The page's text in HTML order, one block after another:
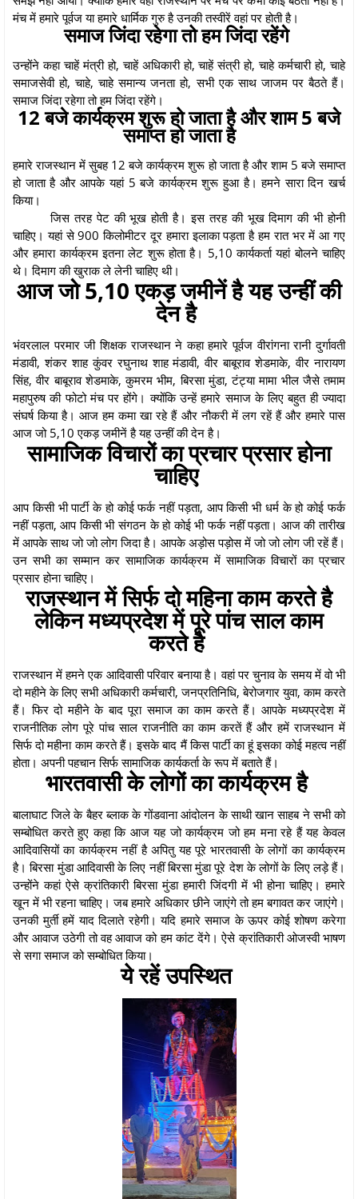
मंच में हमारे पूर्वज या हमारे धार्मिक गुरु है उनकी तस्वीरें वहां पर होती है।
समाज जिंदा रहेगा तो हम जिंदा रहेंगे
उन्होंने कहा चाहें मंत्री हो, चाहें अधिकारी हो, चाहें संत्री हो, चाहे कर्मचारी हो, चाहे
समाजसेवी हो, चाहे, चाहे समान्य जनता हो, सभी एक साथ जाजम पर बैठते हैं।
समाज जिंदा रहेगा तो हम जिंदा रहेंगे।
12 बजे कार्यक्रम शुरू हो जाता है और शाम 5 बजे
समाप्त हो जाता है
हमारे राजस्थान में सुबह 12 बजे कार्यक्रम शुरू हो जाता है और शाम 5 बजे समाप्त
हो जाता है और आपके यहां 5 बजे कार्यक्रम शुरू हुआ है। हमने सारा दिन खर्च
किया।
जिस तरह पेट की भूख होती है। इस तरह की भूख दिमाग की भी होनी
चाहिए। यहां से 900 किलोमीटर दूर हमारा इलाका पड़ता है हम रात भर में आ गए
और हमारा कार्यक्रम इतना लेट शुरू होता है। 5,10 कार्यकर्ता यहां बोलने चाहिए
थे। दिमाग की खुराक ले लेनी चाहिए थी।
आज जो 5,10 एकड़ जमीनें है यह उन्हीं की
देन है
भंवरलाल परमार जी शिक्षक राजस्थान ने कहा हमारे पूर्वज वीरांगना रानी दुर्गावती
मंडावी, शंकर शाह कुंवर रघुनाथ शाह मंडावी, वीर बाबूराव शेडमाके, वीर नारायण
सिंह, वीर बाबूराव शेडमाके, कुमरम भीम, बिरसा मुंडा, टंट्या मामा भील जैसे तमाम
महापुरुष की फोटो मंच पर होंगे। क्योंकि उन्हें हमारे समाज के लिए बहुत ही ज्यादा
संघर्ष किया है। आज हम कमा खा रहे हैं और नौकरी में लग रहें हैं और हमारे पास
आज जो 5,10 एकड़ जमीनें है यह उन्हीं की देन है।
सामाजिक विचारों का प्रचार प्रसार होना
चाहिए
आप किसी भी पार्टी के हो कोई फर्क नहीं पड़ता, आप किसी भी धर्म के हो कोई फर्क
नहीं पड़ता, आप किसी भी संगठन के हो कोई भी फर्क नहीं पड़ता। आज की तारीख
में आपके साथ जो जो लोग जिदा है। आपके अड़ोस पड़ोस में जो जो लोग जी रहें हैं।
उन सभी का सम्मान कर सामाजिक कार्यक्रम में सामाजिक विचारों का प्रचार
प्रसार होना चाहिए।
राजस्थान में सिर्फ दो महिना काम करते है
लेकिन मध्यप्रदेश में पूरे पांच साल काम
करते है
राजस्थान में हमने एक आदिवासी परिवार बनाया है। वहां पर चुनाव के समय में वो भी
दो महीने के लिए सभी अधिकारी कर्मचारी, जनप्रतिनिधि, बेरोजगार युवा, काम करते
हैं। फिर दो महीने के बाद पूरा समाज का काम करते हैं। आपके मध्यप्रदेश में
राजनीतिक लोग पूरे पांच साल राजनीति का काम करतें हैं और हमें राजस्थान में
सिर्फ दो महीना काम करते हैं। इसके बाद मैं किस पार्टी का हूं इसका कोई महत्व नहीं
होता। अपनी पहचान सिर्फ सामाजिक कार्यकर्ता के रूप में बताते हैं।
भारतवासी के लोगों का कार्यक्रम है
बालाघाट जिले के बैहर ब्लाक के गोंडवाना आंदोलन के साथी खान साहब ने सभी को
सम्बोधित करते हुए कहा कि आज यह जो कार्यक्रम जो हम मना रहे हैं यह केवल
आदिवासियों का कार्यक्रम नहीं है अपितु यह पूरे भारतवासी के लोगों का कार्यक्रम
है। बिरसा मुंडा आदिवासी के लिए नहीं बिरसा मुंडा पूरे देश के लोगों के लिए लड़े हैं।
उन्होंने कहां ऐसे क्रांतिकारी बिरसा मुंडा हमारी जिंदगी में भी होना चाहिए। हमारे
खून में भी रहना चाहिए। जब हमारे अधिकार छीने जाएंगे तो हम बगावत कर जाएंगे।
उनकी मुर्ती हमें याद दिलाते रहेगी। यदि हमारे समाज के ऊपर कोई शोषण करेगा
और आवाज उठेगी तो वह आवाज को हम कांट देंगे। ऐसे क्रांतिकारी ओजस्वी भाषण
से सगा समाज को सम्बोधित किया।
ये रहें उपस्थित